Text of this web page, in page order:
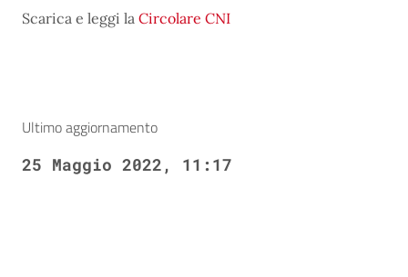
Scarica e leggi la Circolare CNI
Ultimo aggiornamento
25 Maggio 2022, 11:17